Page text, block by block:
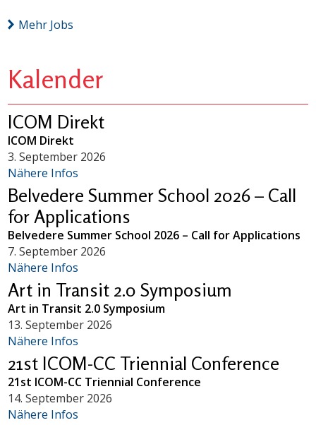
Mehr Jobs
Kalender
ICOM Direkt
ICOM Direkt
3. September 2026
Nähere Infos
Belvedere Summer School 2026 – Call
for Applications
Belvedere Summer School 2026 – Call for Applications
7. September 2026
Nähere Infos
Art in Transit 2.0 Symposium
Art in Transit 2.0 Symposium
13. September 2026
Nähere Infos
21st ICOM-CC Triennial Conference
21st ICOM-CC Triennial Conference
14. September 2026
Nähere Infos